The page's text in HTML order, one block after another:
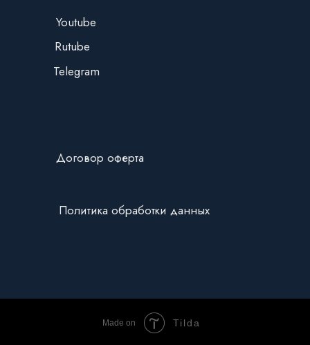
Telegram
Rutube
Youtube
Политика обработки данных
Договор оферта
Made on Tilda